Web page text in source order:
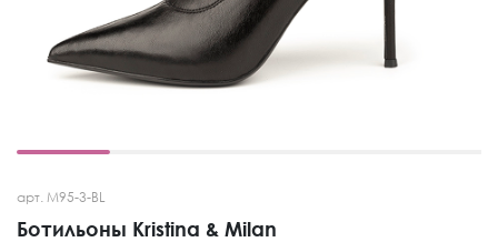
арт. M95-3-BL
Ботильоны Kristina & Milan